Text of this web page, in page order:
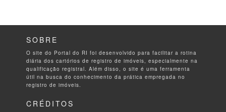
SOBRE
O site do Portal do RI foi desenvolvido para facilitar a rotina
diária dos cartórios de registro de imóveis, especialmente na
qualificação registral. Além disso, o site é uma ferramenta
útil na busca do conhecimento da prática empregada no
registro de imóveis.
CRÉDITOS